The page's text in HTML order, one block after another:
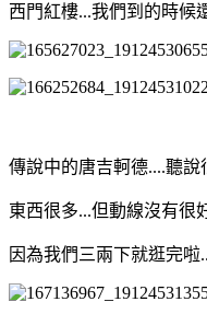
西門紅樓...我們到的時候
傳說中的唐吉軻德....聽說
東西很多...但動線沒有很
因為我們三兩下就逛完啦